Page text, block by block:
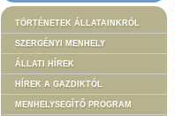
TÖRTÉNETEK ÁLLATAINKRÓL
SZERGÉNYI MENHELY
ÁLLATI HÍREK
HÍREK A GAZDIKTÓL
MENHELYSEGÍTŐ PROGRAM